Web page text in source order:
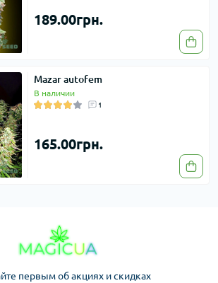
189.00грн.
Mazar autofem
В наличии
1
165.00грн.
первым об акциях и скидках